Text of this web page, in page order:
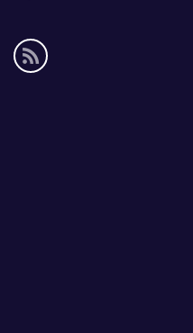
Social
media